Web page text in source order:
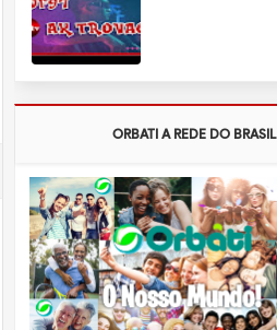
ORBATI A REDE DO BRASIL